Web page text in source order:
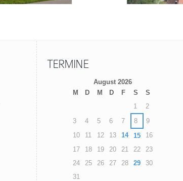
TERMINE
August 2026
M
D M D F S
S
1
2
3
4 5 6 7 8
9
10
11 12 13 14 15
16
17
18 19 20 21 22
23
24
25 26 27 28 29
30
31